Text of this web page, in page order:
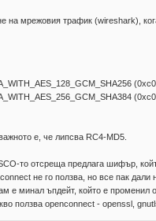
на мрежовия трафик (wireshark),
е, че липсва RC4-MD5.
то отсреща предлага шифър,
не го ползва, но все пак
е минал ъпдейт, който е променил
ползва openconnect - openssl,